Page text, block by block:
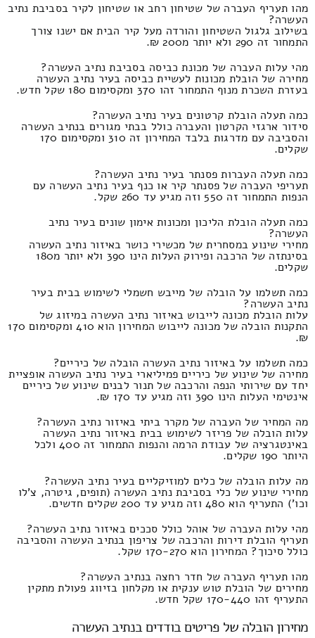
מהו תעריף העברה של שטיחון רחב או שטיחון לקיר בסביבת נתיב
העשרה?
בשילוב גלגול השטיחון והורדה מעל קיר הבית אם ישנו צורך
התמחור זה 290 ולא יותר מ200 ₪.
מהי עלות העברה של מכונת כביסה בסביבת נתיב העשרה?
מחירה של הובלת מכונות לעשיית כביסה בעיר נתיב העשרה
בעזרת השכרת מנוף התמחור זהו 370 ומקסימום 180 שקל חדש.
כמה תעלה הובלת קרטונים בעיר נתיב העשרה?
סידור ארגזי הקרטון והעברה כולל בבתי מגורים בנתיב העשרה
והסביבה עם מדרגות בלבד המחירון זה 310 ומקסימום 170
שקלים.
כמה תעלה העברות פסנתר בעיר נתיב העשרה?
תעריפי העברה של פסנתר קיר או כנף בעיר נתיב העשרה עם
הנפות התמחור זה 550 וזה מגיע עד 260 שקל.
כמה תעלה הובלת הליכון ומכונות אימון שונים בעיר נתיב
העשרה?
מחירי שינוע במסחרית של מכשירי כושר באיזור נתיב העשרה
בסינתזה של הרכבה ופירוק העלות הינו 390 ולא יותר מ180
שקלים.
כמה תשלמו על הובלה של מייבש חשמלי לשימוש בבית בעיר
נתיב העשרה?
עלות הובלת מכונה לייבוש באיזור נתיב העשרה במיזוג של
התקנות הובלה של מכונה לייבוש המחירון הוא 410 ומקסימום 170
₪.
כמה תשלמו על באיזור נתיב העשרה הובלה של כיריים?
מחירה של שינוע של כיריים פמיליארי בעיר נתיב העשרה אופציית
יחד עם שירותי הנפה והרכבה של תנור לבנים שינוע של כיריים
אינטימי העלות הינו 390 וזה מגיע עד 170 ₪.
מה המחיר של העברה של מקרר ביתי באיזור נתיב העשרה?
עלות הובלה של פריזר לשימוש בבית באיזור נתיב העשרה
באינטגרציה של עבודת הרמה והנפות התמחור זה 400 ולכל
היותר 190 שקלים.
מה עלות הובלה של כלים למוזיקליים בעיר נתיב העשרה?
מחירי שינוע של כלי בסביבת נתיב העשרה (תופים, גיטרה, צ'לו
וכו') התעריף הוא 480 וזה מגיע עד 200 שקלים חדשים.
מהי עלות העברה של אוהל כולל סככים באיזור נתיב העשרה?
תעריף הובלת דירות והרכבה של צריפון בנתיב העשרה והסביבה
כולל סיכוך? המחירון הוא 170-270 שקל.
מהו תעריף העברה של חדר רחצה בנתיב העשרה?
מחירים של הובלת טוש ענקית או מקלחון בזיווג פעולת מתקין
התעריף זהו 170-440 שקל חדש.
מחירון הובלה של פריטים בודדים בנתיב העשרה